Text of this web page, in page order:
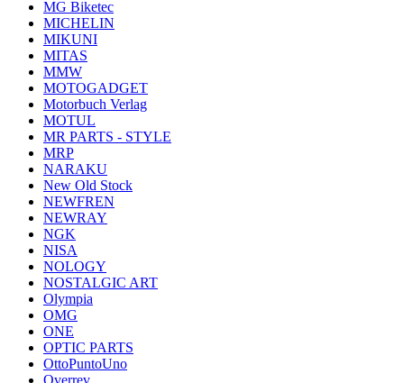
MG Biketec
MICHELIN
MIKUNI
MITAS
MMW
MOTOGADGET
Motorbuch Verlag
MOTUL
MR PARTS - STYLE
MRP
NARAKU
New Old Stock
NEWFREN
NEWRAY
NGK
NISA
NOLOGY
NOSTALGIC ART
Olympia
OMG
ONE
OPTIC PARTS
OttoPuntoUno
Overrev